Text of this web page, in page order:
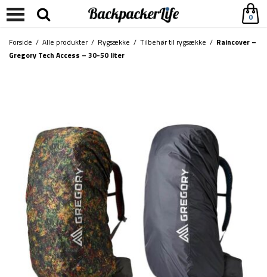
0
Forside / Alle produkter/ Rygsække / Tilbehør til rygsække / Raincover –
Gregory Tech Access – 30-50 liter